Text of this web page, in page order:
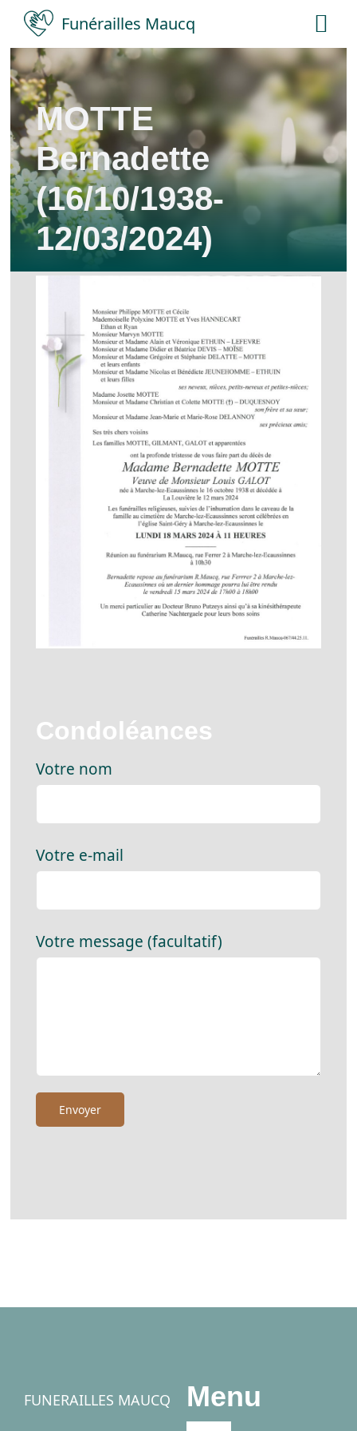
Skip
to
content
Funérailles Maucq
Accueil
Salles
Services
Nécrologies
A propos
MOTTE
Bernadette
(16/10/1938-
12/03/2024)
Condoléances
Votre nom
Votre e-mail
Votre message (facultatif)
FUNERAILLES MAUCQ Menu